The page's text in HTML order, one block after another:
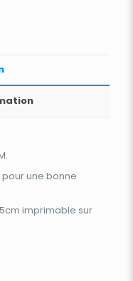
pour une bonne
imprimable sur